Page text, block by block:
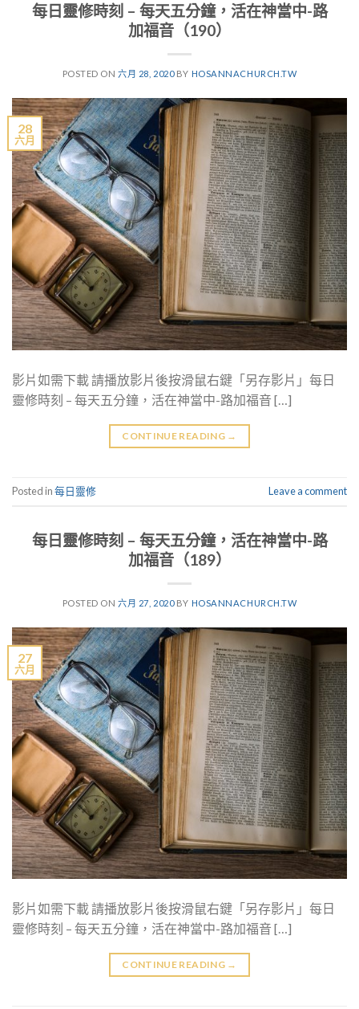
每日靈修時刻 – 每天五分鐘，活在神當中-路
加福音（190）
POSTED ON六月 28, 2020BY HOSANNACHURCH.TW
28
六月
影片如需下載 請播放影片後按滑鼠右鍵「另存影片」每日
靈修時刻 – 每天五分鐘，活在神當中-路加福音 […]
CONTINUE READING →
Posted in每日靈修 Leave a comment
每日靈修時刻 – 每天五分鐘，活在神當中-路
加福音（189）
POSTED ON六月 27, 2020BY HOSANNACHURCH.TW
27
六月
影片如需下載 請播放影片後按滑鼠右鍵「另存影片」每日
靈修時刻 – 每天五分鐘，活在神當中-路加福音 […]
CONTINUE READING →